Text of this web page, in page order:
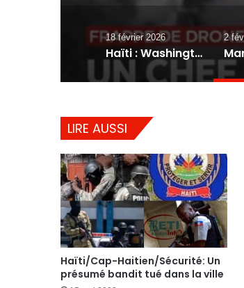
18 février 2026
Haïti : Washington met 1 million de dollars sur la tête de « Izo » et offre une relocalisation aux informateurs
2
LIRE AUSSI
Haïti/Cap-Haitien/Sécurité: Un
présumé bandit tué dans la ville